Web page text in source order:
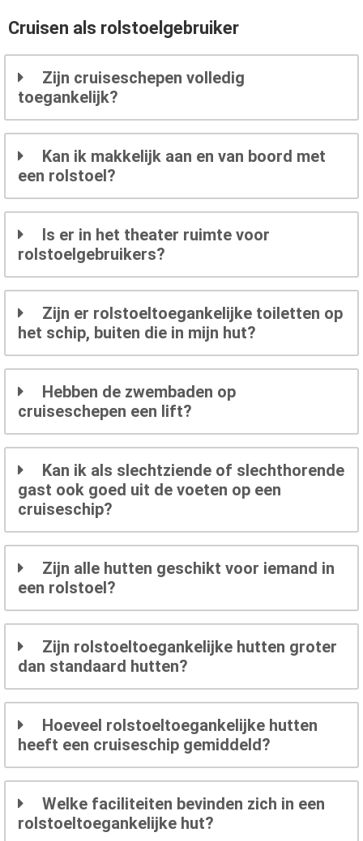
Cruisen als rolstoelgebruiker
Zijn cruiseschepen volledig
toegankelijk?
Kan ik makkelijk aan en van boord met
een rolstoel?
Is er in het theater ruimte voor
rolstoelgebruikers?
Zijn er rolstoeltoegankelijke toiletten op
het schip, buiten die in mijn hut?
Hebben de zwembaden op
cruiseschepen een lift?
Kan ik als slechtziende of slechthorende
gast ook goed uit de voeten op een
cruiseschip?
Zijn alle hutten geschikt voor iemand in
een rolstoel?
Zijn rolstoeltoegankelijke hutten groter
dan standaard hutten?
Hoeveel rolstoeltoegankelijke hutten
heeft een cruiseschip gemiddeld?
Welke faciliteiten bevinden zich in een
rolstoeltoegankelijke hut?